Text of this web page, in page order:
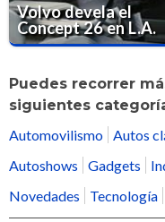
Volvo devela el
Concept 26 en L.A.
Puedes recorrer
siguientes
Automovilismo Autos
Autoshows
Gadgets
Novedades
Tecnología